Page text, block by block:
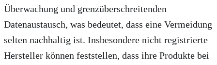
Überwachung und grenzüberschreitenden
Datenaustausch, was bedeutet, dass eine Vermeidung
selten nachhaltig ist. Insbesondere nicht registrierte
Hersteller können feststellen, dass ihre Produkte bei